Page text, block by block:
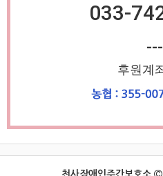
033-
---
후원계
천사장애인주간보호소